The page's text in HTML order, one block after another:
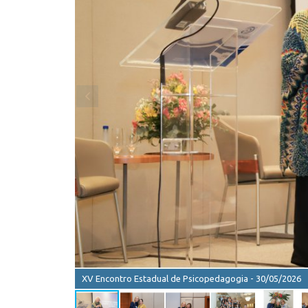
XV Encontro Estadual de Psicopedagogia - 30/05/2026